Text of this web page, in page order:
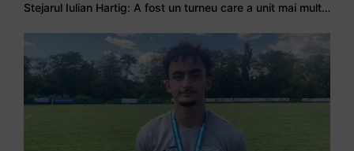
Stejarul Iulian Hartig: A fost un turneu care a unit mai mult echipa